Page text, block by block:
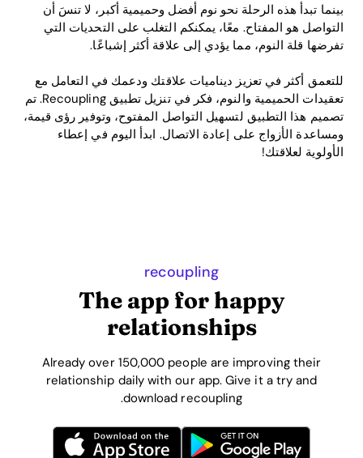
بينما تبدأ هذه الرحلة نحو نوم أفضل وحميمية أكبر، لا تنسَ أن
التواصل هو المفتاح. معًا، يمكنكم التغلب على التحديات التي
تفرضها قلة النوم، مما يؤدي إلى علاقة أكثر إشباعًا.
للتعمق أكثر في تعزيز ديناميات علاقتك ودعمك في التعامل مع
تعقيدات الحميمية والنوم، فكر في تنزيل تطبيق Recoupling. تم
تصميم هذا التطبيق لتسهيل التواصل المفتوح، وتوفير رؤى قيمة،
ومساعدة الأزواج على إعادة الاتصال. ابدأ اليوم في إعطاء
الأولوية لعلاقتك!
recoupling
The app for happy
relationships
Already over 150,000 people are improving their
relationship daily with our app. Give it a try and
download recoupling.